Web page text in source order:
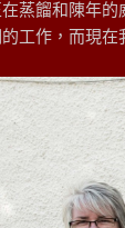
蒸餾和陳年
工作，而現